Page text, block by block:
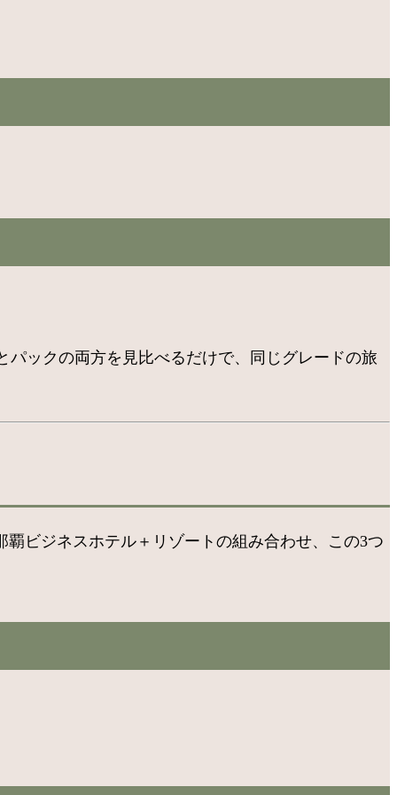
ックの両方を見比べるだけで、同じグレードの旅
ビジネスホテル＋リゾートの組み合わせ、この3つ